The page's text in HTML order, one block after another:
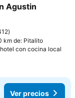
Agustin
km de: Pitalito
con cocina local
Ver precios